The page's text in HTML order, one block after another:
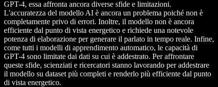
GPT-4, essa affronta ancora diverse sfide e limitazioni.
L'accuratezza del modello AI è ancora un problema poiché non è
completamente privo di errori. Inoltre, il modello non è ancora
efficiente dal punto di vista energetico e richiede una notevole
potenza di elaborazione per generare il parlato in tempo reale. Infine,
come tutti i modelli di apprendimento automatico, le capacità di
GPT-4 sono limitate dai dati su cui è addestrato. Per affrontare
queste sfide, scienziati e ricercatori stanno lavorando per addestrare
il modello su dataset più completi e renderlo più efficiente dal punto
di vista energetico.